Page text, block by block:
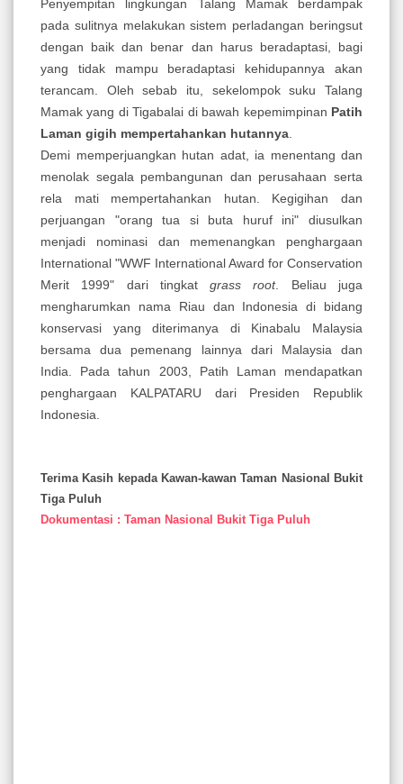
Penyempitan lingkungan Talang Mamak berdampak
pada sulitnya melakukan sistem perladangan beringsut
dengan baik dan benar dan harus beradaptasi, bagi
yang tidak mampu beradaptasi kehidupannya akan
terancam. Oleh sebab itu, sekelompok suku Talang
Mamak yang di Tigabalai di bawah kepemimpinan Patih
Laman gigih mempertahankan hutannya
Demi memperjuangkan hutan adat, ia menentang dan
menolak segala pembangunan dan perusahaan serta
rela mati mempertahankan hutan. Kegigihan dan
perjuangan "orang tua si buta huruf ini" diusulkan
menjadi nominasi dan memenangkan penghargaan
International "WWF International Award for Conservation
Merit 1999" dari tingkatgrass root. Beliau juga
mengharumkan nama Riau dan Indonesia di bidang
konservasi yang diterimanya di Kinabalu Malaysia
bersama dua pemenang lainnya dari Malaysia dan
India. Pada tahun 2003, Patih Laman mendapatkan
penghargaan KALPATARU dari Presiden Republik
Indonesia.
Terima Kasih kepada Kawan-kawan Taman Nasional Bukit
Tiga Puluh
Dokumentasi : Taman Nasional Bukit Tiga Puluh